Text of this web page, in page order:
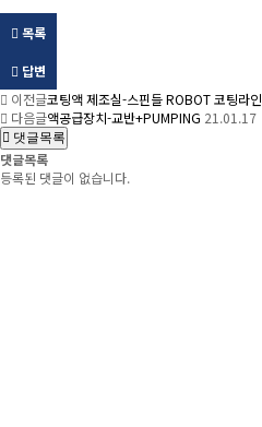
목록
답변
이전글코팅액 제조실-스핀들 ROBOT 코팅라인
다음글액공급장치-교반+PUMPING 21.01.17
댓글목록
댓글목록
등록된 댓글이 없습니다.